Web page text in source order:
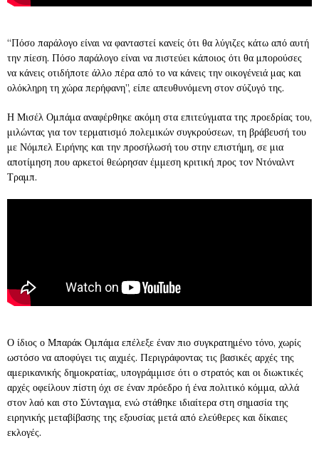
“Πόσο παράλογο είναι να φανταστεί κανείς ότι θα λύγιζες κάτω από αυτή
την πίεση. Πόσο παράλογο είναι να πιστεύει κάποιος ότι θα μπορούσες
να κάνεις οτιδήποτε άλλο πέρα από το να κάνεις την οικογένειά μας και
ολόκληρη τη χώρα περήφανη”, είπε απευθυνόμενη στον σύζυγό της.
Η Μισέλ Ομπάμα αναφέρθηκε ακόμη στα επιτεύγματα της προεδρίας του,
μιλώντας για τον τερματισμό πολεμικών συγκρούσεων, τη βράβευσή του
με Νόμπελ Ειρήνης και την προσήλωσή του στην επιστήμη, σε μια
αποτίμηση που αρκετοί θεώρησαν έμμεση κριτική προς τον Ντόναλντ
Τραμπ.
Ο ίδιος ο Μπαράκ Ομπάμα επέλεξε έναν πιο συγκρατημένο τόνο, χωρίς
ωστόσο να αποφύγει τις αιχμές. Περιγράφοντας τις βασικές αρχές της
αμερικανικής δημοκρατίας, υπογράμμισε ότι ο στρατός και οι διωκτικές
αρχές οφείλουν πίστη όχι σε έναν πρόεδρο ή ένα πολιτικό κόμμα, αλλά
στον λαό και στο Σύνταγμα, ενώ στάθηκε ιδιαίτερα στη σημασία της
ειρηνικής μεταβίβασης της εξουσίας μετά από ελεύθερες και δίκαιες
εκλογές.